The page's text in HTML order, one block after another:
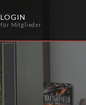
LOGIN
für Mitglieder